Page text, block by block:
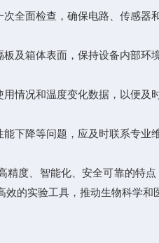
全面检查，确保电路、传感器
及箱体表面，保持设备内部环
情况和温度变化数据，以便及
下降等问题，应及时联系专业
精度、智能化、安全可靠的特
效的实验工具，推动生物科学